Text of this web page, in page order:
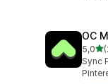
OC
5,0
21
Sync